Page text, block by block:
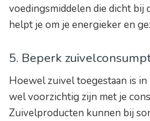
voedingsmiddelen die dicht bij
helpt je om je energieker en
5. Beperk
Hoewel zuivel toegestaan is in
wel voorzichtig zijn met je
Zuivelproducten kunnen bij